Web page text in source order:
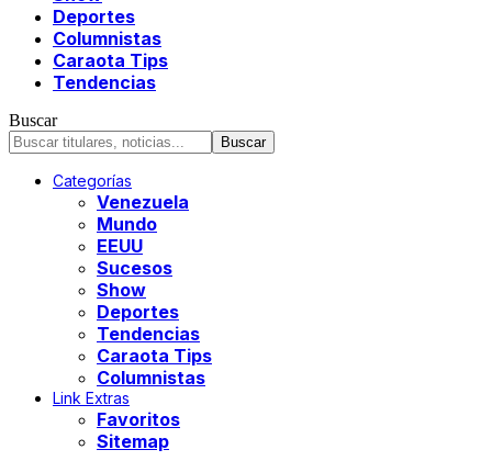
Deportes
Columnistas
Caraota Tips
Tendencias
Buscar
Categorías
Venezuela
Mundo
EEUU
Sucesos
Show
Deportes
Tendencias
Caraota Tips
Columnistas
Link Extras
Favoritos
Sitemap